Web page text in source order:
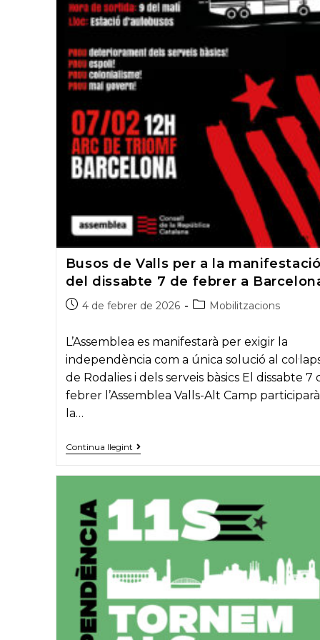
Busos de Valls per a la manifestació
del dissabte 7 de febrer a
Post4 de febrer de 2026
PostMobilitzacions
L’Assemblea es manifestarà per exigir la
independència com a única solució al
de Rodalies i dels serveis bàsics El dissabte 7
febrer l’Assemblea Valls-Alt Camp
la…
Continua llegintBusos
de
la
manifestació
del
dissabte
febrer
a
Barcelona